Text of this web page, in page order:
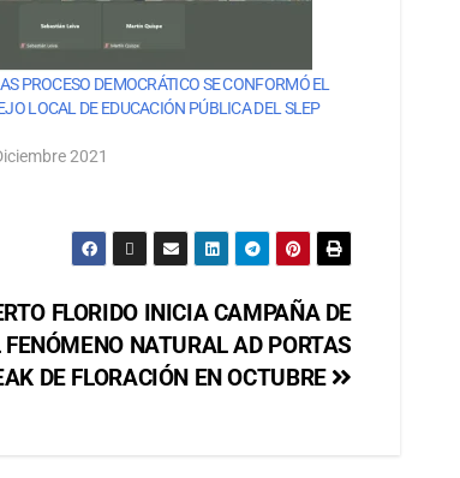
PROCESO DEMOCRÁTICO SE CONFORMÓ EL
LOCAL DE EDUCACIÓN PÚBLICA DEL SLEP
2021
FLORIDO INICIA CAMPAÑA DE
NATURAL AD PORTAS
DE FLORACIÓN EN OCTUBRE